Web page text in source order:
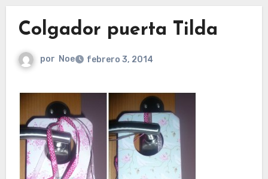
Colgador puerta Tilda
por Noe febrero 3, 2014